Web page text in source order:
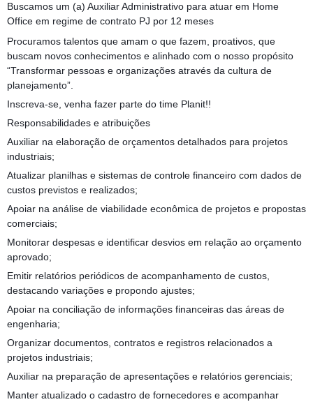
Buscamos um (a) Auxiliar Administrativo para atuar em Home
Office em regime de contrato PJ por 12 meses
Procuramos talentos que amam o que fazem, proativos, que
buscam novos conhecimentos e alinhado com o nosso propósito
“Transformar pessoas e organizações através da cultura de
planejamento”.
Inscreva-se, venha fazer parte do time Planit!!
Responsabilidades e atribuições
Auxiliar na elaboração de orçamentos detalhados para projetos
industriais;
Atualizar planilhas e sistemas de controle financeiro com dados de
custos previstos e realizados;
Apoiar na análise de viabilidade econômica de projetos e propostas
comerciais;
Monitorar despesas e identificar desvios em relação ao orçamento
aprovado;
Emitir relatórios periódicos de acompanhamento de custos,
destacando variações e propondo ajustes;
Apoiar na conciliação de informações financeiras das áreas de
engenharia;
Organizar documentos, contratos e registros relacionados a
projetos industriais;
Auxiliar na preparação de apresentações e relatórios gerenciais;
Manter atualizado o cadastro de fornecedores e acompanhar